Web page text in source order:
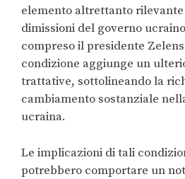
elemento altrettanto
dimissioni del governo
compreso il presidente
condizione aggiunge un
trattative, sottolineando la
cambiamento sostanziale
ucraina.
Le implicazioni di tali
potrebbero comportare un